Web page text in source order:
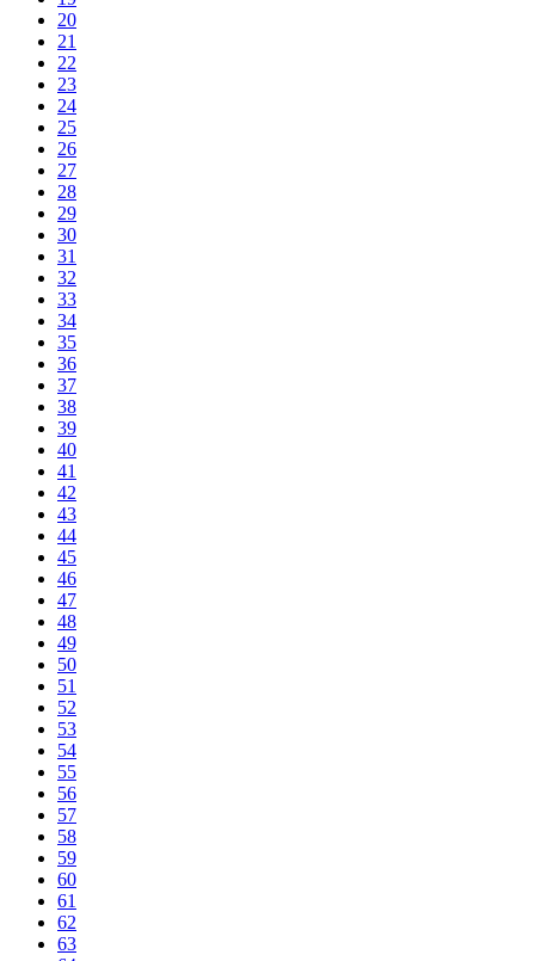
20
21
22
23
24
25
26
27
28
29
30
31
32
33
34
35
36
37
38
39
40
41
42
43
44
45
46
47
48
49
50
51
52
53
54
55
56
57
58
59
60
61
62
63